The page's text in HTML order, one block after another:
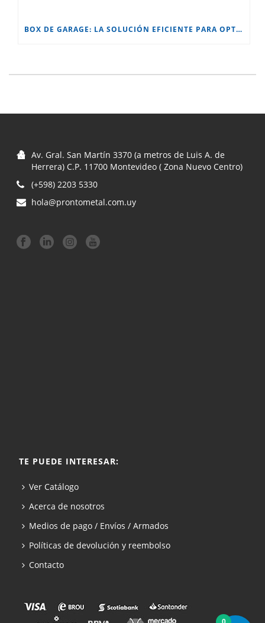
BOX DE GARAGE: LA SOLUCIÓN EFICIENTE PARA OPTIMIZAR TU ESPACIO
Av. Gral. San Martín 3370 (a metros de Luis A. de
Herrera) C.P. 11700 Montevideo ( Zona Nuevo Centro)
(+598) 2203 5330
hola@prontometal.com.uy
TE PUEDE INTERESAR:
Ver Catálogo
Acerca de nosotros
Medios de pago / Envíos / Armados
Políticas de devolución y reembolso
Contacto